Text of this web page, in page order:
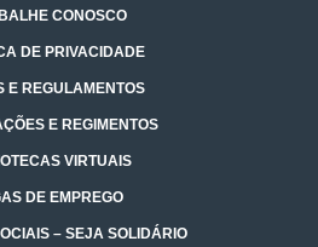
CONOSCO
DE PRIVACIDADE
E REGULAMENTOS
E REGIMENTOS
VIRTUAIS
DE EMPREGO
– SEJA SOLIDÁRIO